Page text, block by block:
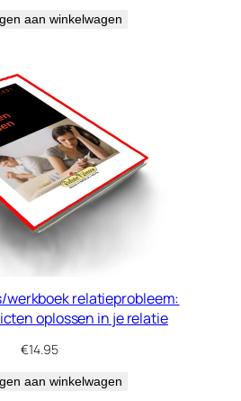
aan winkelwagen
werkboek relatieprobleem:
oplossen in je relatie
€14.95
aan winkelwagen